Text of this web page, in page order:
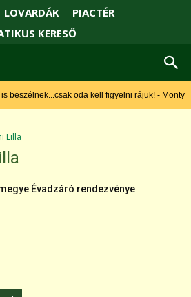
LOVARDÁK
PIACTÉR
KERESŐ
beszélnek...csak oda kell figyelni rájuk! - Monty
Lilla
Évadzáró rendezvénye